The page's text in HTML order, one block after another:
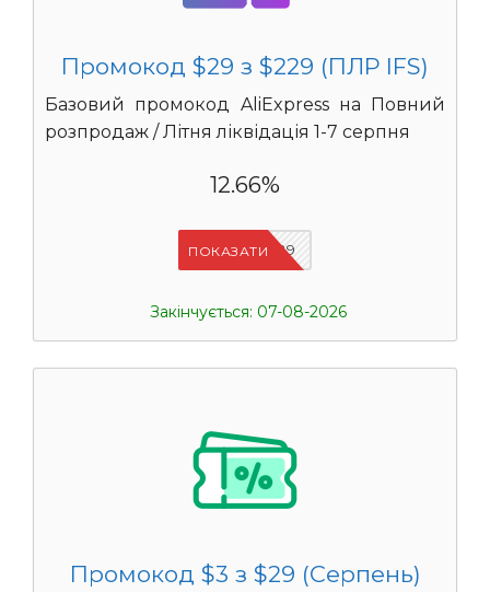
Промокод $29 з $229 (ПЛР IFS)
Базовий промокод AliExpress на Повний
розпродаж / Літня ліквідація 1-7 серпня
12.66%
IFSCDUA29
ПОКАЗАТИ
Закінчується: 07-08-2026
Промокод $3 з $29 (Серпень)